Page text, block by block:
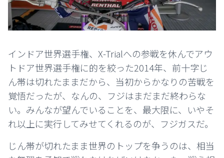
インドア世界選手権、X-Trialへの参戦を休んでアウ
トドア世界選手権に的を絞った2014年、前十字じ
ん帯は切れたままだから、当初からかなりの苦戦を
覚悟だったが、なんの、フジはまだまだ終わらな
い。みんなが望んでいることを、最大限に、いやそ
れ以上に実行してみせてくれるのが、フジガスだ。
じん帯が切れたまま世界のトップを争うのは、相当